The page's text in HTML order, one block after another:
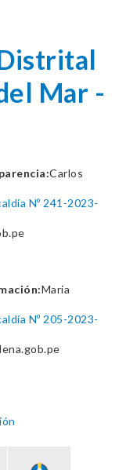
Mar -
Carlos
Nº 241-2023-
Maria
Nº 205-2023-